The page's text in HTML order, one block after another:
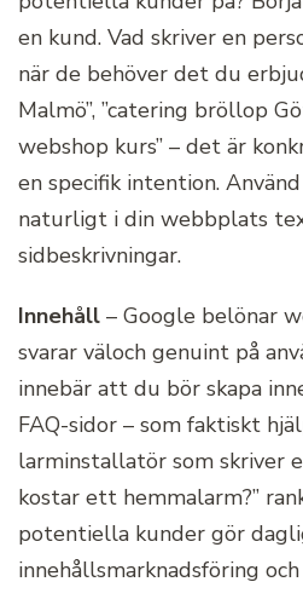
en kund. Vad skriver en
när de behöver det du
Malmö”, ”catering bröllop
webshop kurs” – det är
en specifik intention.
naturligt i din webbplats
sidbeskrivningar.
Innehåll – Google belönar
svarar väloch genuint på
innebär att du bör skapa
FAQ-sidor – som faktiskt
larminstallatör som skriver
kostar ett hemmalarm?”
potentiella kunder gör
innehållsmarknadsföring